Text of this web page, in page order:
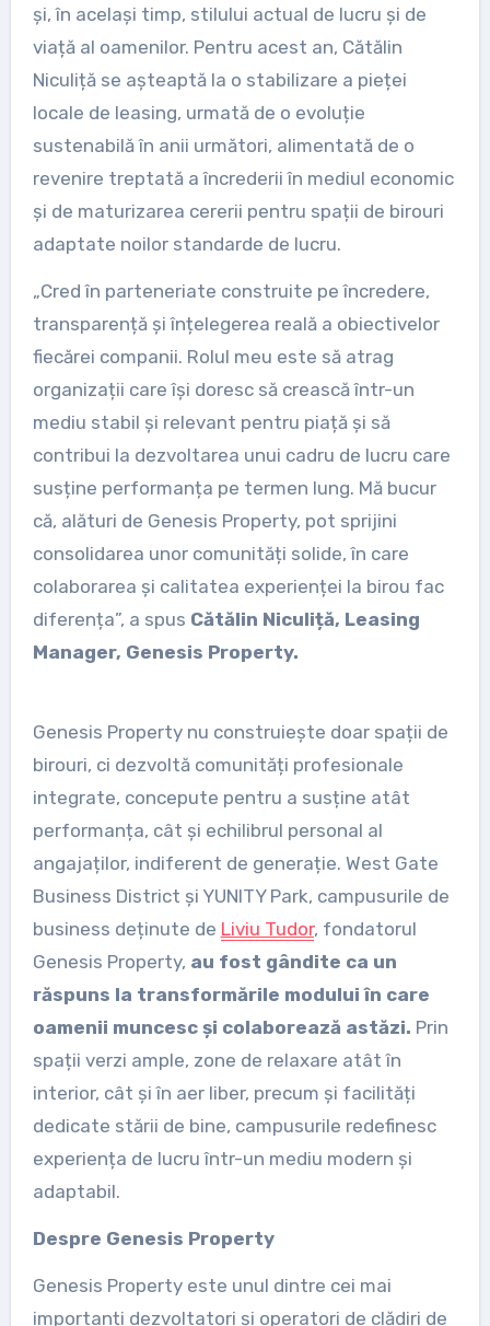
și, în același timp, stilului actual de lucru și de
viață al oamenilor. Pentru acest an, Cătălin
Niculiță se așteaptă la o stabilizare a pieței
locale de leasing, urmată de o evoluție
sustenabilă în anii următori, alimentată de o
revenire treptată a încrederii în mediul economic
și de maturizarea cererii pentru spații de birouri
adaptate noilor standarde de lucru.
„Cred în parteneriate construite pe încredere,
transparență și înțelegerea reală a obiectivelor
fiecărei companii. Rolul meu este să atrag
organizații care își doresc să crească într-un
mediu stabil și relevant pentru piață și să
contribui la dezvoltarea unui cadru de lucru care
susține performanța pe termen lung. Mă bucur
că, alături de Genesis Property, pot sprijini
consolidarea unor comunități solide, în care
colaborarea și calitatea experienței la birou fac
diferența”, a spus Cătălin Niculiță, Leasing
Manager, Genesis Property.
Genesis Property nu construiește doar spații de
birouri, ci dezvoltă comunități profesionale
integrate, concepute pentru a susține atât
performanța, cât și echilibrul personal al
angajaților, indiferent de generație. West Gate
Business District și YUNITY Park, campusurile de
business deținute de Liviu Tudor, fondatorul
Genesis Property, au fost gândite ca un
răspuns la transformările modului în care
oamenii muncesc și colaborează astăzi. Prin
spații verzi ample, zone de relaxare atât în
interior, cât și în aer liber, precum și facilități
dedicate stării de bine, campusurile redefinesc
experiența de lucru într-un mediu modern și
adaptabil.
Despre Genesis Property
Genesis Property este unul dintre cei mai
importanți dezvoltatori și operatori de clădiri de